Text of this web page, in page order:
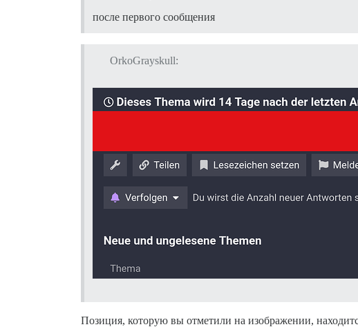
после первого сообщения
OrkoGrayskull:
Позиция, которую вы отметили на изображении,